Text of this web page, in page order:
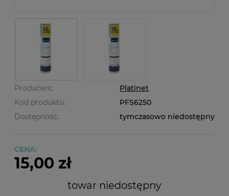
Producent:
Platinet
Kod produktu:
PFS6250
Dostępność:
tymczasowo niedostępny
CENA:
15,00 zł
towar niedostępny